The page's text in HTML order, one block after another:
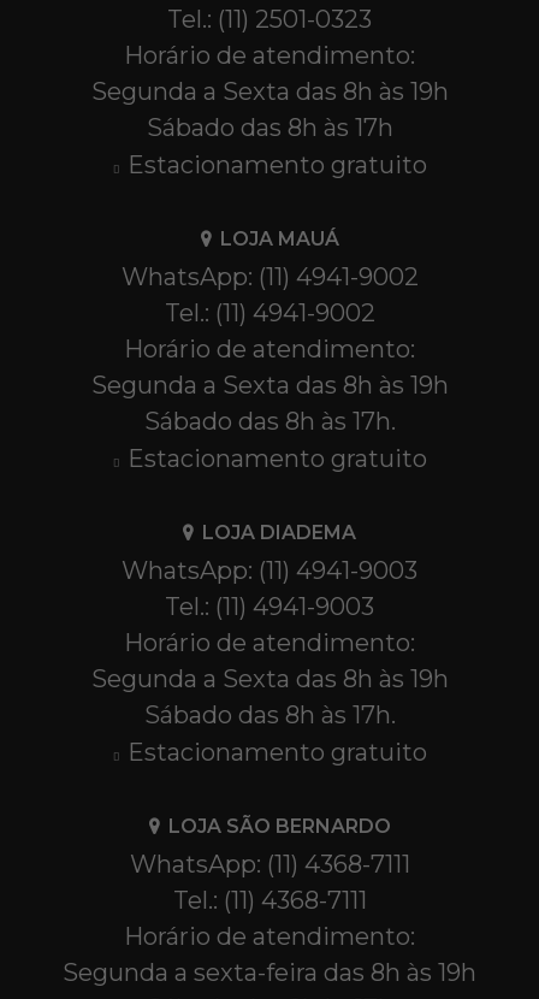
Tel.: (11) 2501-0323
Horário de atendimento:
Segunda a Sexta das 8h às 19h
Sábado das 8h às 17h
Estacionamento gratuito
LOJA MAUÁ
WhatsApp: (11) 4941-9002
Tel.: (11) 4941-9002
Horário de atendimento:
Segunda a Sexta das 8h às 19h
Sábado das 8h às 17h.
Estacionamento gratuito
LOJA DIADEMA
WhatsApp: (11) 4941-9003
Tel.: (11) 4941-9003
Horário de atendimento:
Segunda a Sexta das 8h às 19h
Sábado das 8h às 17h.
Estacionamento gratuito
LOJA SÃO BERNARDO
WhatsApp: (11) 4368-7111
Tel.: (11) 4368-7111
Horário de atendimento:
Segunda a sexta-feira das 8h às 19h